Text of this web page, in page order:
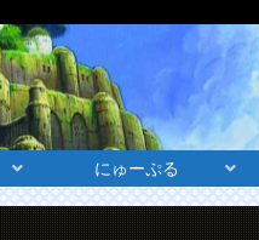
にゅーぷる